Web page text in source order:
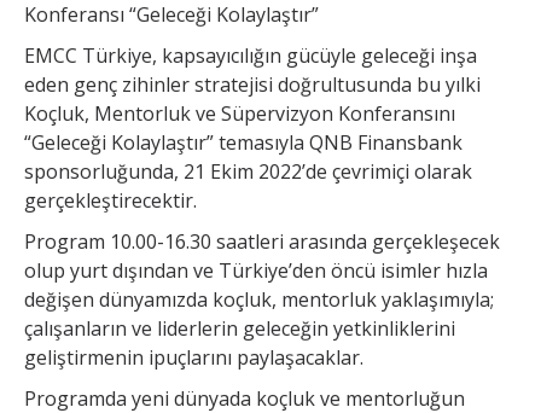
Konferansı “Geleceği Kolaylaştır”
EMCC Türkiye, kapsayıcılığın gücüyle geleceği inşa
eden genç zihinler stratejisi doğrultusunda bu yılki
Koçluk, Mentorluk ve Süpervizyon Konferansını
“Geleceği Kolaylaştır” temasıyla QNB Finansbank
sponsorluğunda, 21 Ekim 2022’de çevrimiçi olarak
gerçekleştirecektir.
Program 10.00-16.30 saatleri arasında gerçekleşecek
olup yurt dışından ve Türkiye’den öncü isimler hızla
değişen dünyamızda koçluk, mentorluk yaklaşımıyla;
çalışanların ve liderlerin geleceğin yetkinliklerini
geliştirmenin ipuçlarını paylaşacaklar.
Programda yeni dünyada koçluk ve mentorluğun